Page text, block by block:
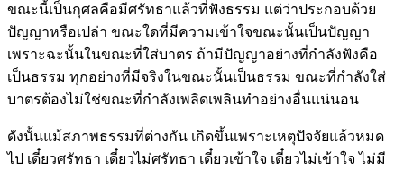
ขณะนี้เป็นกุศลคือมีศรัทธาแล้วที่ฟังธรรม แต่ว่าประกอบด้วย
ปัญญาหรือเปล่า ขณะใดที่มีความเข้าใจขณะนั้นเป็นปัญญา
เพราะฉะนั้นในขณะที่ใส่บาตร ถ้ามีปัญญาอย่างที่กำลังฟังคือ
เป็นธรรม ทุกอย่างที่มีจริงในขณะนั้นเป็นธรรม ขณะที่กำลังใส่
บาตรต้องไม่ใช่ขณะที่กำลังเพลิดเพลินทำอย่างอื่นแน่นอน
ดังนั้นแม้สภาพธรรมที่ต่างกัน เกิดขึ้นเพราะเหตุปัจจัยแล้วหมด
ไป เดี๋ยวศรัทธา เดี๋ยวไม่ศรัทธา เดี๋ยวเข้าใจ เดี๋ยวไม่เข้าใจ ไม่มี